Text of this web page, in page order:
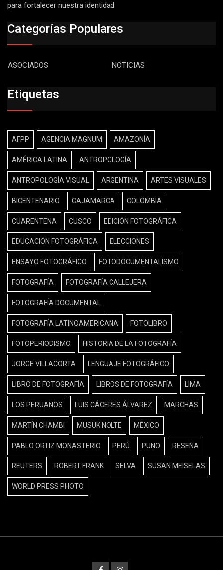
para fortalecer nuestra identidad
Categorías Populares
ASOCIADOS NOTICIAS
Etiquetas
AFPP AGENCIA MAGNUM AMAZONÍA
AMÉRICA LATINA ANTROPOLOGÍA
ANTROPOLOGÍA VISUAL ARGENTINA ARTES VISUALES
BICENTENARIO CAJAMARCA COLOMBIA
CUARENTENA CUSCO EDICIÓN FOTOGRÁFICA
EDUCACIÓN FOTOGRÁFICA ELECCIONES
ENSAYO FOTOGRÁFICO FOTODOCUMENTALISMO
FOTOGRAFÍA FOTOGRAFÍA CALLEJERA
FOTOGRAFÍA DOCUMENTAL
FOTOGRAFÍA LATINOAMERICANA FOTOLIBRO
FOTOPERIODISMO HISTORIA DE LA FOTOGRAFÍA
JORGE VILLACORTA LENGUAJE FOTOGRÁFICO
LIBRO DE FOTOGRAFÍA LIBROS DE FOTOGRAFÍA LIMA
LOS PERUANOS LUIS CÁCERES ÁLVAREZ MARCHAS
MARTÍN CHAMBI MUSUK NOLTE MÉXICO
PABLO ORTIZ MONASTERIO PERÚ PUNO RESEÑA
REUTERS ROBERT FRANK SELVA SUSAN MEISELAS
WORLD PRESS PHOTO